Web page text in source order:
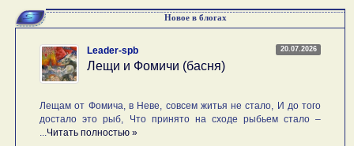
Новое в блогах
20.07.2026
Leader-spb
Лещи и Фомичи (басня)
Лещам от Фомича, в Неве, совсем житья не стало, И до того
достало это рыб, Что принято на сходе рыбьем стало –
...Читать полностью »